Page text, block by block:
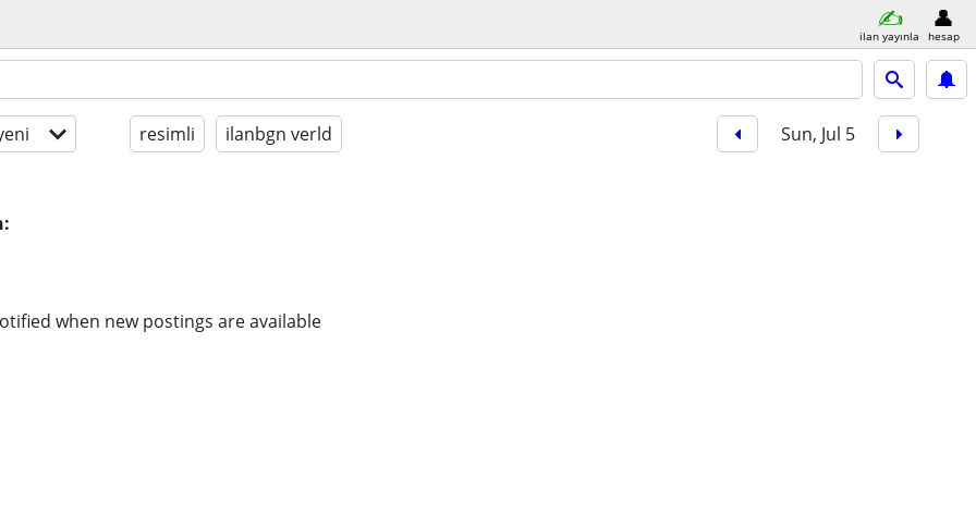
ilan yayınla hesap
resimli ilanbgn verld Sun, Jul 5
when new postings are available